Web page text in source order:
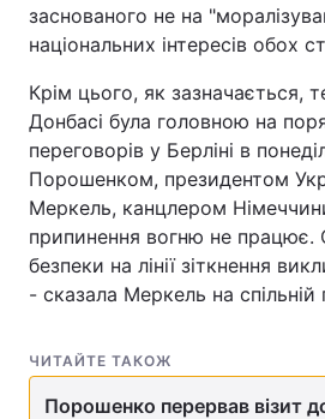
заснованого не на
національних інтересів обох
Крім цього, як зазначається,
Донбасі була головною на
переговорів у Берліні в
Порошенком, президентом
Меркель, канцлером
припинення вогню не працює.
безпеки на лінії зіткнення
- сказала Меркель на спільній
ЧИТАЙТЕ ТАКОЖ
Порошенко перервав візит